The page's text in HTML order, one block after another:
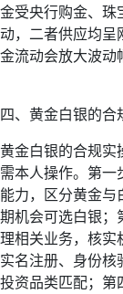
金受央行购金、珠
动，二者供应均呈
金流动会放大波动
四、黄金白银的合
黄金白银的合规实
需本人操作。第一
能力，区分黄金与
期机会可选白银；
理相关业务，核实
实名注册、身份核
投资品类匹配；第